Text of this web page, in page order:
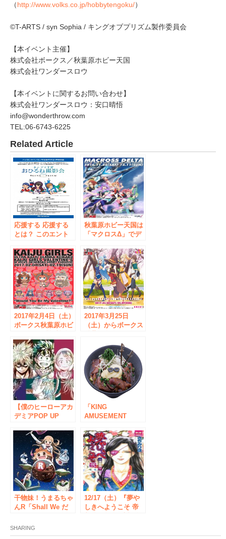
（http://www.volks.co.jp/hobbytengoku/）
©T-ARTS / syn Sophia / キングオブプリズム製作委員会
【本イベント主催】
株式会社ボークス／秋葉原ホビー天国
株式会社ワンダースロウ
【本イベントに関するお問い合わせ】
株式会社ワンダースロウ：安口晴悟
info@wonderthrow.com
TEL:06-6743-6225
Related Article
応援する 応援する
とは？ このエント
マークに追加 劇場
版アニメ『KING OF
PRISM by
PrettyRhythm』と
コラボしたVRゴー
グルを発売 記念イ
ベント『キンプリ
VRおひるね撮影
会』を実施
秋葉原ホビー天国は
「マクロスΔ」でデ
月26日～12月11日イ
ベント開催
2017年2月4日（土）
ボークス秋葉原ホビ
～ウルトラ怪獣擬人
化計画～」イベント
「かいじゅうがーる
ずバレンタインinボ
ークス秋葉原ホビー
天国」 が開催され
ます！
2017年3月25日
（土）からボークス
「この素晴らしい世
界に祝福を！２」イ
ベント 「この素晴
らしい世界でお花見
を！inボークス秋葉
原ホビー天国」 が
開催されます！
【僕のヒーローアカ
デミアPOP UP
秋葉原ホビー天国】
が開催！2018年9月
15日（土）から9月
30日（日）まで。
「KING
AMUSEMENT
「パセラリゾーツ・
カラオケパセラ」と
の最新コラボカフェ
「K×Pカフェ」がグ
ランドオープン！！
干物妹！うまるちゃ
んR「Shall We だ
12/16より ボークス
秋葉原ホビー天国に
12/17（土）『夢や
しきへようこそ 帝
ン会 開催！
SHARING